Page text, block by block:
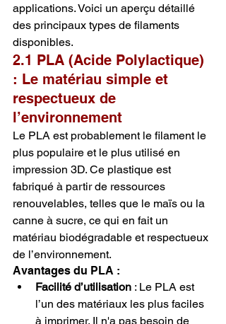
applications. Voici un aperçu détaillé
des principaux types de filaments
disponibles.
2.1 PLA (Acide Polylactique)
: Le matériau simple et
respectueux de
l’environnement
Le PLA est probablement le filament le
plus populaire et le plus utilisé en
impression 3D. Ce plastique est
fabriqué à partir de ressources
renouvelables, telles que le maïs ou la
canne à sucre, ce qui en fait un
matériau biodégradable et respectueux
de l’environnement.
Avantages du PLA :
Facilité d’utilisation : Le PLA est
l’un des matériaux les plus faciles
à imprimer. Il n'a pas besoin de